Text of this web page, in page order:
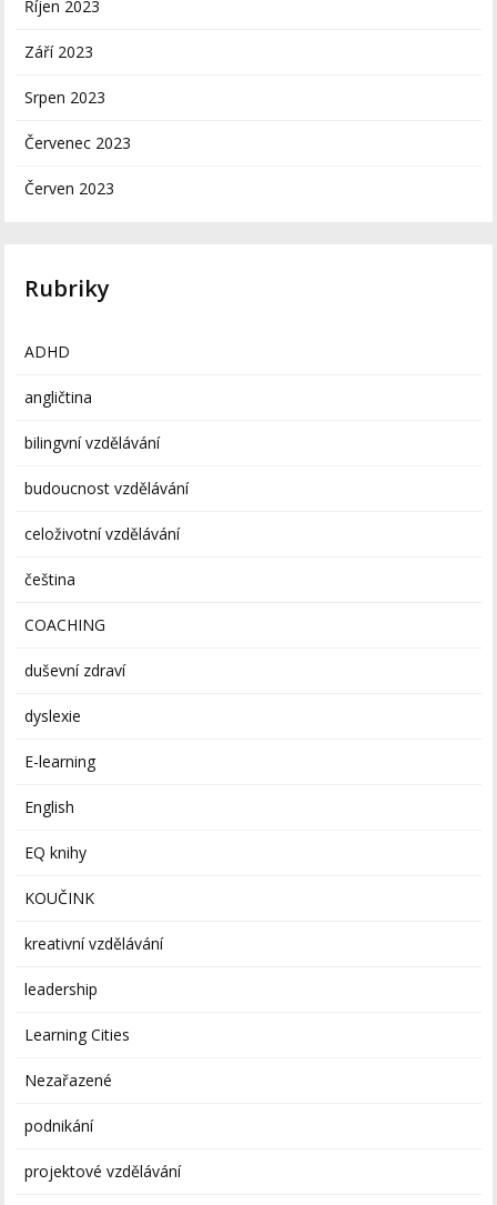
Říjen 2023
Září 2023
Srpen 2023
Červenec 2023
Červen 2023
Rubriky
ADHD
angličtina
bilingvní vzdělávání
budoucnost vzdělávání
celoživotní vzdělávání
čeština
COACHING
duševní zdraví
dyslexie
E-learning
English
EQ knihy
KOUČINK
kreativní vzdělávání
leadership
Learning Cities
Nezařazené
podnikání
projektové vzdělávání